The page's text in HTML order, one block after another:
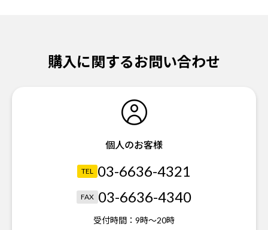
購入に関するお問い合わせ
個人のお客様
TEL 03-6636-4321
FAX 03-6636-4340
受付時間： 9時～20時